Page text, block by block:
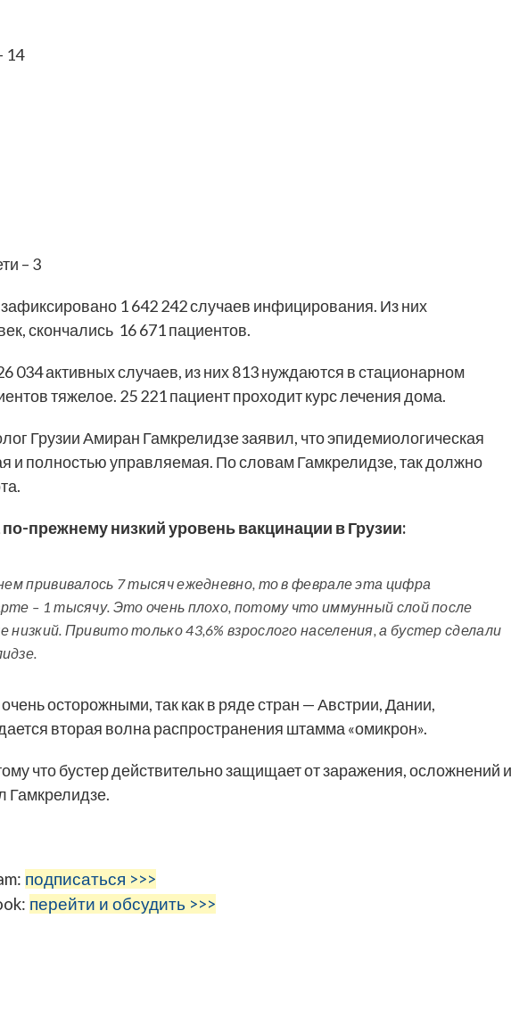
14
– 3
1 642 242 случаев инфицирования. Из них
скончались 16 671 пациентов.
034 активных случаев, из них 813 нуждаются в стационарном
тяжелое. 25 221 пациент проходит курс лечения дома.
Грузии Амиран Гамкрелидзе заявил, что эпидемиологическая
и полностью управляемая. По словам Гамкрелидзе, так должно
прежнему низкий уровень вакцинации в Грузии:
прививалось 7 тысяч ежедневно, то в феврале эта цифра
– 1 тысячу. Это очень плохо, потому что иммунный слой после
низкий. Привито только 43,6% взрослого населения, а бустер сделали
осторожными, так как в ряде стран — Австрии, Дании,
вторая волна распространения штамма «омикрон».
что бустер действительно защищает от заражения, осложнений и
Гамкрелидзе.
подписаться >>>
перейти и обсудить >>>